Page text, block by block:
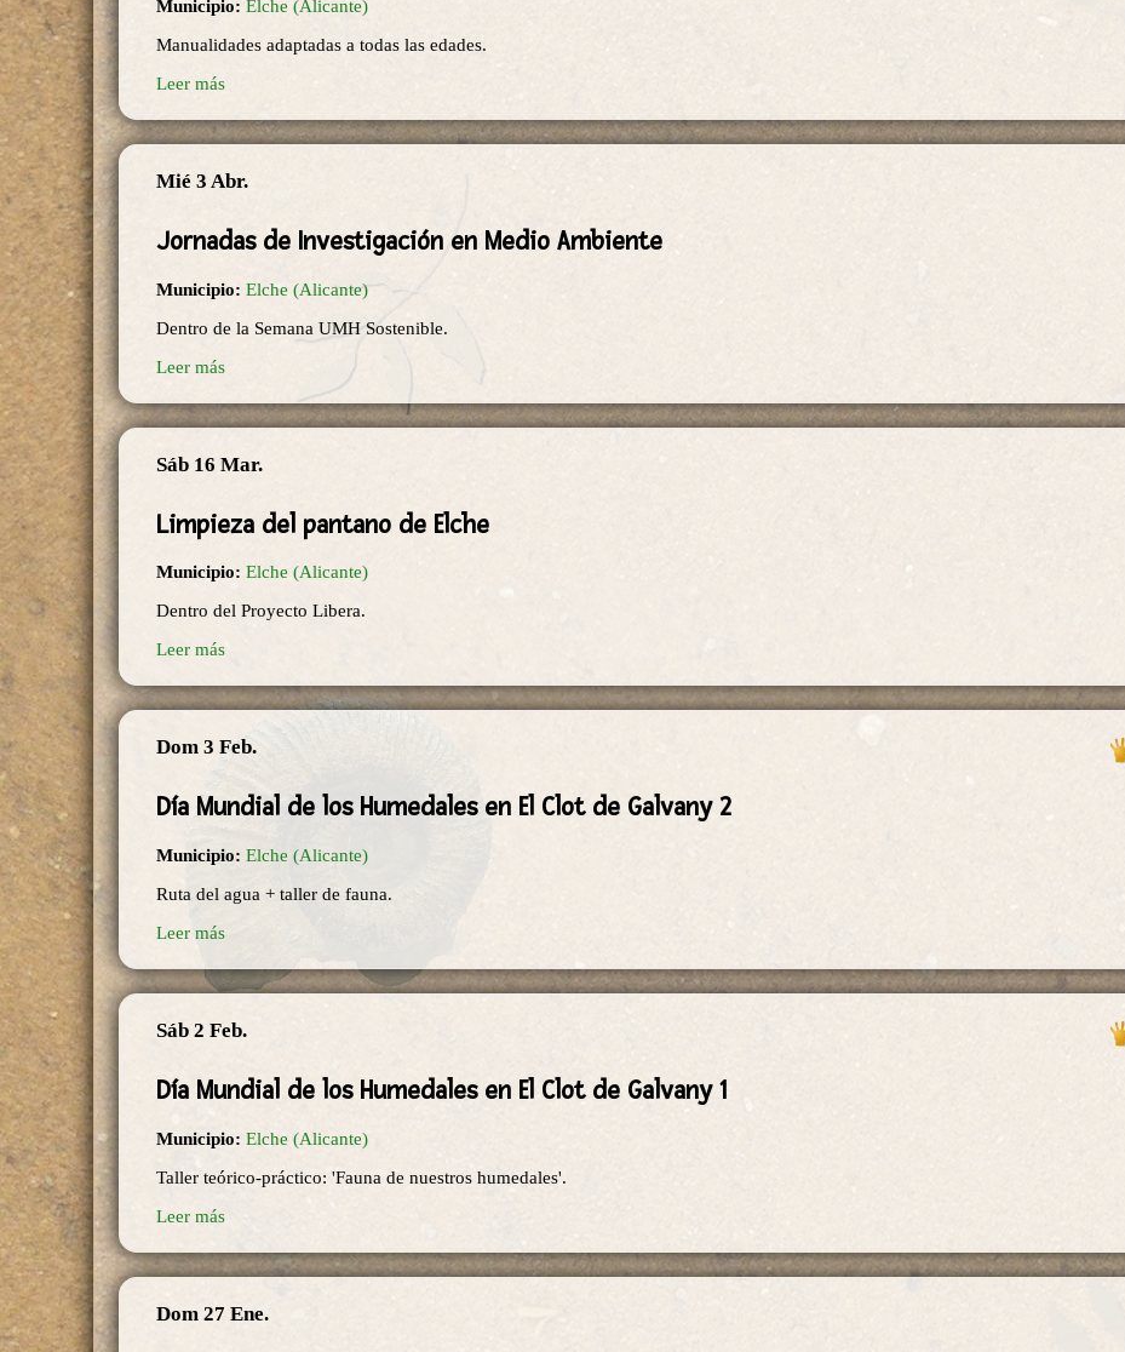
Municipio: Elche (Alicante)
Manualidades adaptadas a todas las edades.
Leer más
Mié 3 Abr.
Jornadas de Investigación en Medio Ambiente
Municipio: Elche (Alicante)
Dentro de la Semana UMH Sostenible.
Leer más
Sáb 16 Mar.
Limpieza del pantano de Elche
Municipio: Elche (Alicante)
Dentro del Proyecto Libera.
Leer más
Dom 3 Feb.
Día Mundial de los Humedales en El Clot de Galvany 2
Municipio: Elche (Alicante)
Ruta del agua + taller de fauna.
Leer más
Sáb 2 Feb.
Día Mundial de los Humedales en El Clot de Galvany 1
Municipio: Elche (Alicante)
Taller teórico-práctico: 'Fauna de nuestros humedales'.
Leer más
Dom 27 Ene.